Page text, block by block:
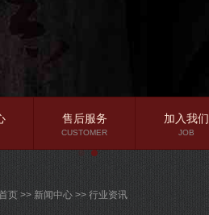
售后服务
CUSTOMER
加入我们
JOB
页 >> 新闻中心 >> 行业资讯